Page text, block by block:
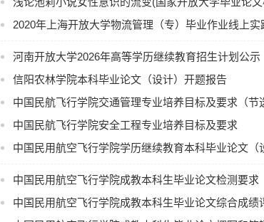
工作能力；提交的论文（说明书）及附件完整、清晰
良：毕业设计(论文)的内容正确、有较强的独立工
中：毕业设计(论文)的内容正确、独立工作能力一
件完整；答辩时回答问题基本正确，主要概念清楚。
及格：毕业设计(论文)的内容无原则性错误；独
不及格：毕业设计（论文）未完成规定的任务和要
明书）及附件不完整；答辩时概念性错误较多。无
附件一、
国家开放大学机械设计制造及其自动化专业
2020年上海开放大学物流管理（专）毕业作业线上实
河南开放大学2026年高等学历继续教育招生计划公示
信阳农林学院本科毕业论文（设计）开题报告
中国民航飞行学院交通管理专业培养目标及要求（节
中国民航飞行学院安全工程专业培养目标及要求
中国民用航空飞行学院学历继续教育本科毕业论文（
中国民用航空飞行学院成教本科生毕业论文检测要求
中国民用航空飞行学院成教本科生毕业论文综合成绩